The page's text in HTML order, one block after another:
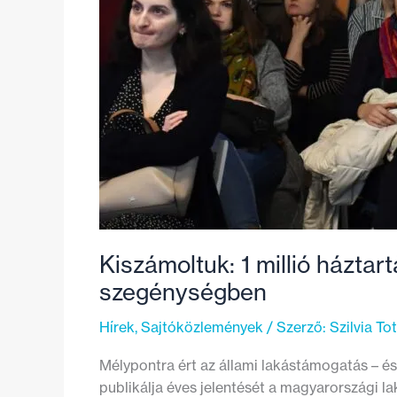
Kiszámoltuk: 1 millió
szegénységben
Hírek, Sajtóközlemények / Szerző: Szilvia
Mélypontra ért az állami lakástámogatás –
publikálja éves jelentését a magyarországi